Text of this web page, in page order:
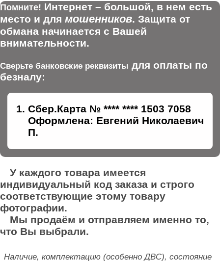
Помните! Интернет – большой, в нем есть
место и для мошенников. Защита от
обмана начинается с Вашей
внимательности.
Сверьте банковские реквизиты для оплаты по
безналу:
Сбер.Карта № **** **** 1503 7058
Оформлена: Евгений Николаевич
П.
У каждого товара имеется
индивидуальный код заказа и строго
соответствующие этому товару
фотографии.
Мы продаём и отправляем именно то,
что Вы выбрали.
Наличие, комплектацию (особенно ДВС), состояние